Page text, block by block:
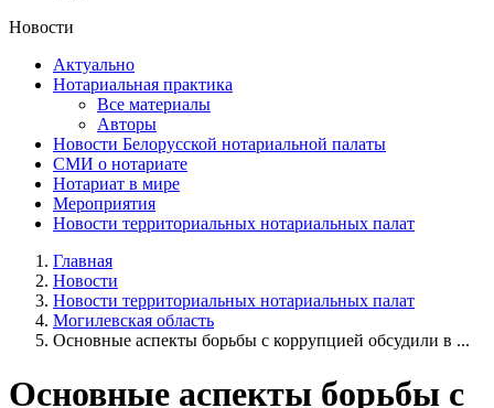
Новости
Актуально
Нотариальная практика
Все материалы
Авторы
Новости Белорусской нотариальной палаты
СМИ о нотариате
Нотариат в мире
Мероприятия
Новости территориальных нотариальных палат
Главная
Новости
Новости территориальных нотариальных палат
Могилевская область
Основные аспекты борьбы с коррупцией обсудили в ...
Основные аспекты борьбы с